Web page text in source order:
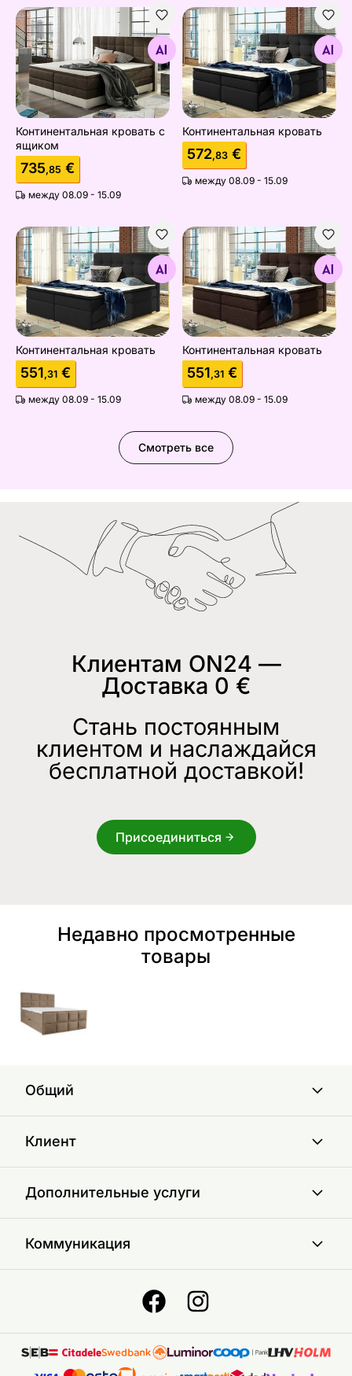
Континентальная кровать с ящиком
Найдите похожие
Континентальная кровать с
ящиком
735,85 €
между 08.09 - 15.09
Континентальная кровать
Найдите похожие
Континентальная кровать
572,83 €
между 08.09 - 15.09
Континентальная кровать
Найдите похожие
Континентальная кровать
551,31 €
между 08.09 - 15.09
Континентальная кровать
Найдите похожие
Континентальная кровать
551,31 €
между 08.09 - 15.09
Смотреть все
Клиентам ON24 —
Доставка 0 €
Стань постоянным
клиентом и наслаждайся
бесплатной доставкой!
Присоединиться
Недавно просмотренные
товары
Общий
Клиент
Дополнительные услуги
Коммуникация